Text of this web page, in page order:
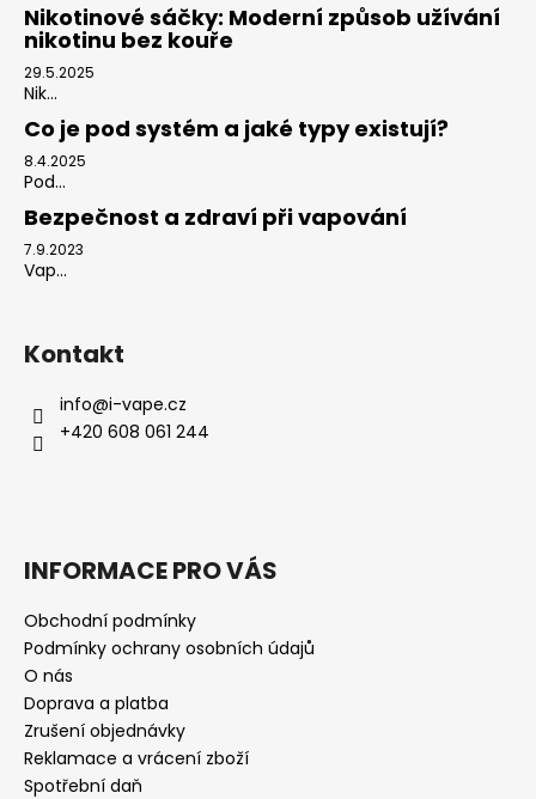
Nikotinové sáčky: Moderní způsob užívání
nikotinu bez kouře
29.5.2025
Nik...
Co je pod systém a jaké typy existují?
8.4.2025
Pod...
Bezpečnost a zdraví při vapování
7.9.2023
Vap...
Kontakt
info@i-vape.cz
+420 608 061 244
INFORMACE PRO VÁS
Obchodní podmínky
Podmínky ochrany osobních údajů
O nás
Doprava a platba
Zrušení objednávky
Reklamace a vrácení zboží
Spotřební daň